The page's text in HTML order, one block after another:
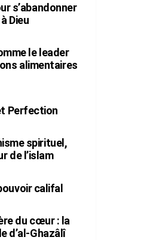
s’abandonner
Dieu
le leader
alimentaires
Perfection
spirituel,
de l’islam
califal
du cœur : la
d’al-Ghazâlî